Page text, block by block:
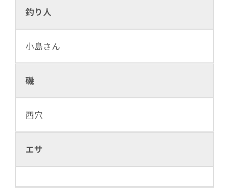
釣り人
小島さん
磯
西穴
エサ